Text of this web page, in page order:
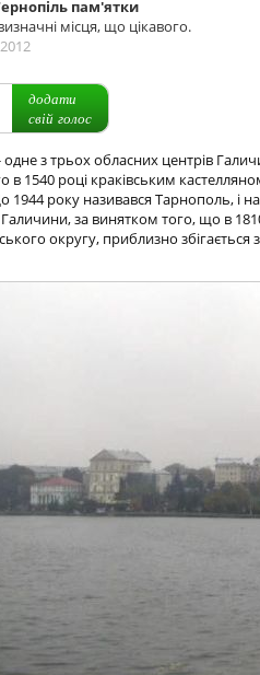
пам'ятки
місця, що цікавого.
додати
свій голос
з трьох обласних центрів
в 1540 році краківським
1944 року називався Тарнополь, і
за винятком того, що в
округу, приблизно